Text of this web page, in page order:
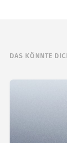
DAS KÖNNTE